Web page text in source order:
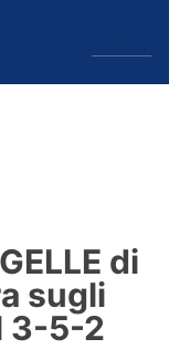
di
sugli
3-5-2